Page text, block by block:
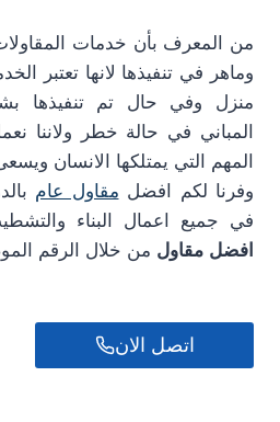
من المعرف بأن خدمات
وماهر في تنفيذها لانها تعتبر
منزل وفي حال تم تنفيذها
المباني في حالة خطر ولاننا
المهم التي يمتلكها الانسان
وفرنا لكم افضل مقاول عام
في جميع اعمال البناء
افضل مقاول من خلال الرقم
اتصل الان